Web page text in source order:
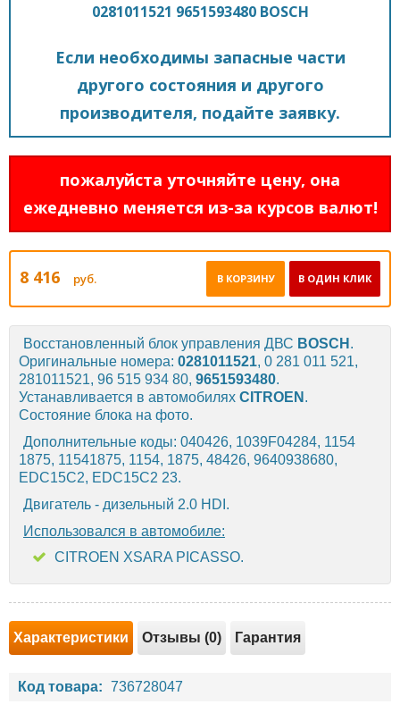
0281011521 9651593480 BOSCH
Если необходимы запасные части
другого состояния и другого
производителя, подайте заявку.
пожалуйста уточняйте цену, она
ежедневно меняется из-за курсов валют!
8 416 руб. В ОДИН КЛИК
В КОРЗИНУ
Восстановленный блок управления ДВС BOSCH .
Оригинальные номера: 0281011521, 0 281 011 521,
281011521, 96 515 934 80, 9651593480.
Устанавливается в автомобилях CITROEN .
Состояние блока на фото.
Дополнительные коды: 040426, 1039F04284, 1154
1875, 11541875, 1154, 1875, 48426, 9640938680,
EDC15C2, EDC15C2 23.
Двигатель - дизельный 2.0 HDI.
Использовался в автомобиле:
CITROEN XSARA PICASSO.
Характеристики Отзывы (0) Гарантия
Код товара: 736728047